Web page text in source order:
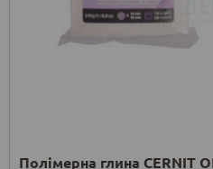
Полімерна глина CERNIT